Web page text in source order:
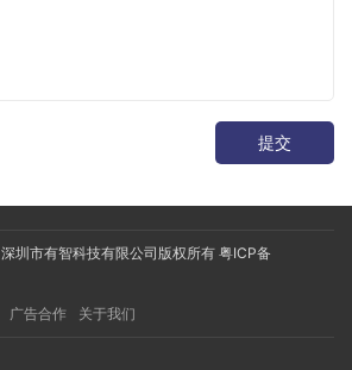
提交
深圳市有智科技有限公司版权所有 粤ICP备
广告合作 关于我们